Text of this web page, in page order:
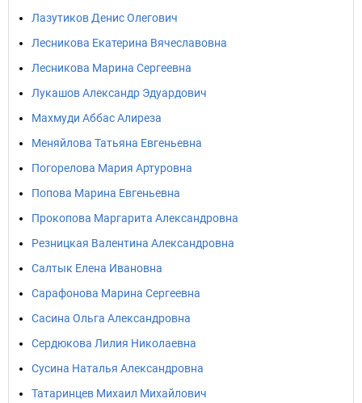
Лазутиков Денис Олегович
Лесникова Екатерина Вячеславовна
Лесникова Марина Сергеевна
Лукашов Александр Эдуардович
Махмуди Аббас Алиреза
Меняйлова Татьяна Евгеньевна
Погорелова Мария Артуровна
Попова Марина Евгеньевна
Прокопова Маргарита Александровна
Резницкая Валентина Александровна
Салтык Елена Ивановна
Сарафонова Марина Сергеевна
Сасина Oльга Aлександровна
Сердюкова Лилия Николаевна
Сусина Наталья Александровна
Татаринцев Михаил Михайлович